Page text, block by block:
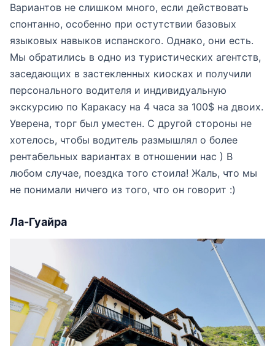
Вариантов не слишком много, если действовать
спонтанно, особенно при остутствии базовых
языковых навыков испанского. Однако, они есть.
Мы обратились в одно из туристических агентств,
заседающих в застекленных киосках и получили
персонального водителя и индивидуальную
экскурсию по Каракасу на 4 часа за 100$ на двоих.
Уверена, торг был уместен. С другой стороны не
хотелось, чтобы водитель размышлял о более
рентабельных вариантах в отношении нас ) В
любом случае, поездка того стоила! Жаль, что мы
не понимали ничего из того, что он говорит :)
Ла-Гуайра